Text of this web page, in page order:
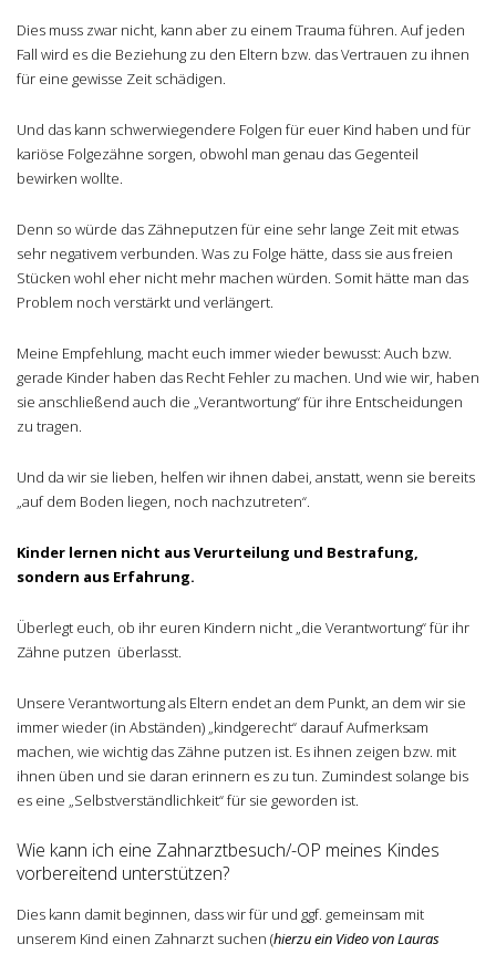
Dies muss zwar nicht, kann aber zu einem Trauma führen. Auf jeden
Fall wird es die Beziehung zu den Eltern bzw. das Vertrauen zu ihnen
für eine gewisse Zeit schädigen.
Und das kann schwerwiegendere Folgen für euer Kind haben und für
kariöse Folgezähne sorgen, obwohl man genau das Gegenteil
bewirken wollte.
Denn so würde das Zähneputzen für eine sehr lange Zeit mit etwas
sehr negativem verbunden. Was zu Folge hätte, dass sie aus freien
Stücken wohl eher nicht mehr machen würden. Somit hätte man das
Problem noch verstärkt und verlängert.
Meine Empfehlung, macht euch immer wieder bewusst: Auch bzw.
gerade Kinder haben das Recht Fehler zu machen. Und wie wir, haben
sie anschließend auch die „Verantwortung“ für ihre Entscheidungen
zu tragen.
Und da wir sie lieben, helfen wir ihnen dabei, anstatt, wenn sie bereits
„auf dem Boden liegen, noch nachzutreten“.
Kinder lernen nicht aus Verurteilung und Bestrafung,
sondern aus Erfahrung.
Überlegt euch, ob ihr euren Kindern nicht „die Verantwortung“ für ihr
Zähne putzen überlasst.
Unsere Verantwortung als Eltern endet an dem Punkt, an dem wir sie
immer wieder (in Abständen) „kindgerecht“ darauf Aufmerksam
machen, wie wichtig das Zähne putzen ist. Es ihnen zeigen bzw. mit
ihnen üben und sie daran erinnern es zu tun. Zumindest solange bis
es eine „Selbstverständlichkeit“ für sie geworden ist.
Wie kann ich eine Zahnarztbesuch/-OP meines Kindes
vorbereitend unterstützen?
Dies kann damit beginnen, dass wir für und ggf. gemeinsam mit
unserem Kind einen Zahnarzt suchen (hierzu ein Video von Lauras